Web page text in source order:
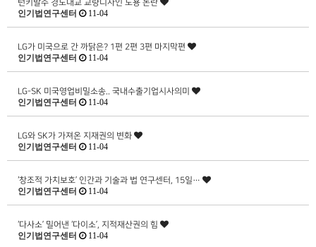
턴키발주 경도대교 교량디자인 도용 논란
인기법연구센터 11-04
LG가 미국으로 간 까닭은? 1편 2편 3편 마지막편
인기법연구센터 11-04
LG-SK 미국영업비밀소송.. 국내수출기업시사의미
인기법연구센터 11-04
LG와 SK가 가져온 지재권의 변화
인기법연구센터 11-04
‘창조적 가치보호’ 인간과 기술과 법 연구센터, 15일…
인기법연구센터 11-04
‘다사소’ 밀어낸 ‘다이소’, 지적재산권의 힘
인기법연구센터 11-04